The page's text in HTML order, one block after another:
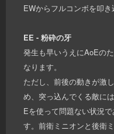
EWからフルコンボを叩き
EE - 粉砕の牙
発生も早いうえにAoEの
なります。
ただし、前後の動きが激
め、突っ込んでくる敵に
Eを使って問題ない状況
す。前衛ミニオンと後衛